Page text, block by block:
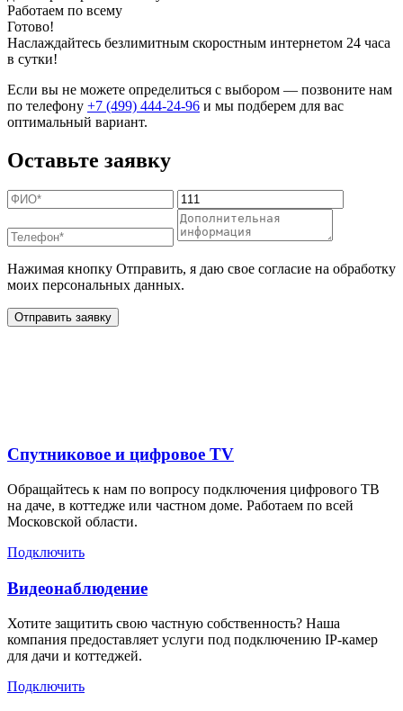
Работаем по всему
Готово!
Наслаждайтесь безлимитным скоростным интернетом 24 часа
в сутки!
Если вы не можете определиться с выбором — позвоните нам
по телефону +7 (499) 444-24-96 и мы подберем для вас
оптимальный вариант.
Оставьте заявку
Нажимая кнопку Отправить, я даю свое согласие на обработку
моих персональных данных.
Отправить заявку
Спутниковое и цифровое TV
Обращайтесь к нам по вопросу подключения цифрового ТВ
на даче, в коттедже или частном доме. Работаем по всей
Московской области.
Подключить
Видеонаблюдение
Хотите защитить свою частную собственность? Наша
компания предоставляет услуги под подключению IP-камер
для дачи и коттеджей.
Подключить